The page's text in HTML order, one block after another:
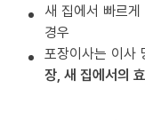
새 집에서 빠르
경우
포장이사는 이사
장, 새 집에서의